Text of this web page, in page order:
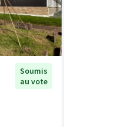
Soumis
au vote